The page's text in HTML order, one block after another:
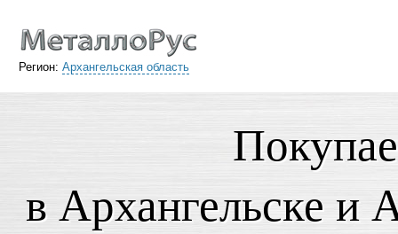
Регион: Архангельская область
в Архангельске и